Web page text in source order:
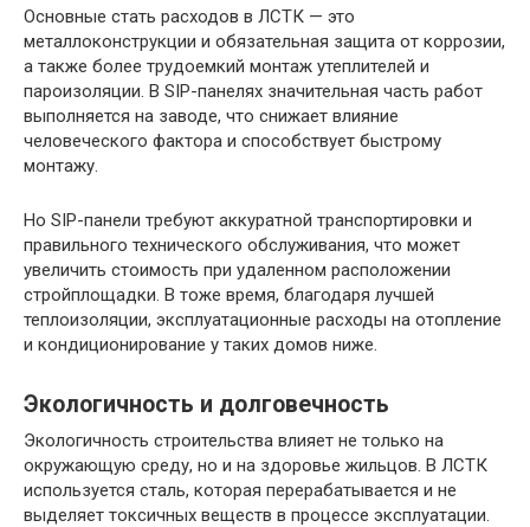
Основные стать расходов в ЛСТК — это
металлоконструкции и обязательная защита от коррозии,
а также более трудоемкий монтаж утеплителей и
пароизоляции. В SIP-панелях значительная часть работ
выполняется на заводе, что снижает влияние
человеческого фактора и способствует быстрому
монтажу.
Но SIP-панели требуют аккуратной транспортировки и
правильного технического обслуживания, что может
увеличить стоимость при удаленном расположении
стройплощадки. В тоже время, благодаря лучшей
теплоизоляции, эксплуатационные расходы на отопление
и кондиционирование у таких домов ниже.
Экологичность и долговечность
Экологичность строительства влияет не только на
окружающую среду, но и на здоровье жильцов. В ЛСТК
используется сталь, которая перерабатывается и не
выделяет токсичных веществ в процессе эксплуатации.